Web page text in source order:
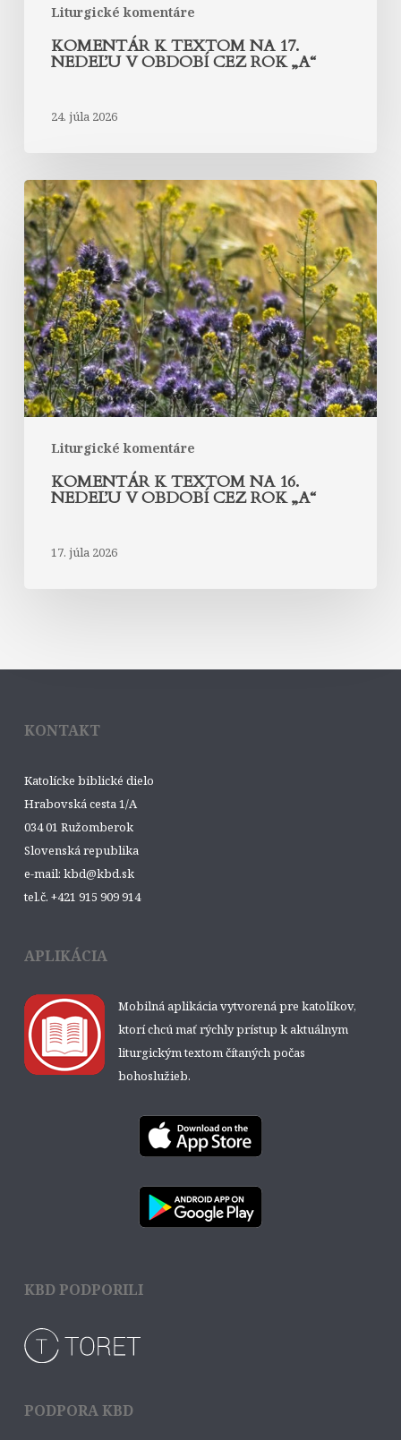
Liturgické komentáre
KOMENTÁR K TEXTOM NA 17.
NEDEĽU V OBDOBÍ CEZ ROK „A“
24. júla 2026
Liturgické komentáre
Komentár
k
textom
na
16.
nedeľu
v
období
cez
rok
„A“
KOMENTÁR K TEXTOM NA 16.
NEDEĽU V OBDOBÍ CEZ ROK „A“
17. júla 2026
KONTAKT
Katolícke biblické dielo
Hrabovská cesta 1/A
034 01 Ružomberok
Slovenská republika
e-mail: kbd@kbd.sk
tel.č. +421 915 909 914
APLIKÁCIA
Mobilná aplikácia vytvorená pre katolíkov,
ktorí chcú mať rýchly prístup k aktuálnym
liturgickým textom čítaných počas
bohoslužieb.
KBD PODPORILI
PODPORA KBD